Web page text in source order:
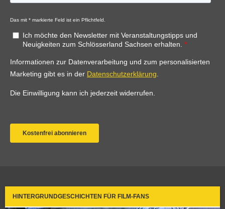
HINTERGRUNDGESCHICHTEN FÜR FILM-FANS